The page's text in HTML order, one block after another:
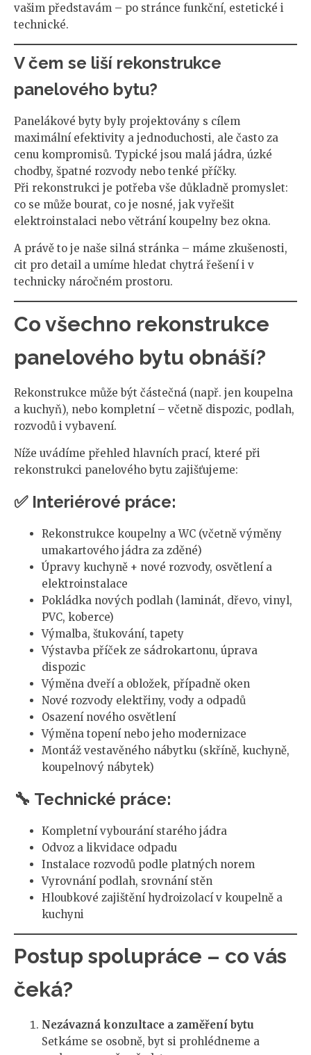
vašim představám – po stránce funkční, estetické i
technické.
V čem se liší rekonstrukce
panelového bytu?
Panelákové byty byly projektovány s cílem
maximální efektivity a jednoduchosti, ale často za
cenu kompromisů. Typické jsou malá jádra, úzké
chodby, špatné rozvody nebo tenké příčky.
Při rekonstrukci je potřeba vše důkladně promyslet:
co se může bourat, co je nosné, jak vyřešit
elektroinstalaci nebo větrání koupelny bez okna.
A právě to je naše silná stránka – máme zkušenosti,
cit pro detail a umíme hledat chytrá řešení i v
technicky náročném prostoru.
Co všechno rekonstrukce
panelového bytu obnáší?
Rekonstrukce může být částečná (např. jen koupelna
a kuchyň), nebo kompletní – včetně dispozic, podlah,
rozvodů i vybavení.
Níže uvádíme přehled hlavních prací, které při
rekonstrukci panelového bytu zajišťujeme:
✅ Interiérové práce:
Rekonstrukce koupelny a WC (včetně výměny
umakartového jádra za zděné)
Úpravy kuchyně + nové rozvody, osvětlení a
elektroinstalace
Pokládka nových podlah (laminát, dřevo, vinyl,
PVC, koberce)
Výmalba, štukování, tapety
Výstavba příček ze sádrokartonu, úprava
dispozic
Výměna dveří a obložek, případně oken
Nové rozvody elektřiny, vody a odpadů
Osazení nového osvětlení
Výměna topení nebo jeho modernizace
Montáž vestavěného nábytku (skříně, kuchyně,
koupelnový nábytek)
🔧 Technické práce:
Kompletní vybourání starého jádra
Odvoz a likvidace odpadu
Instalace rozvodů podle platných norem
Vyrovnání podlah, srovnání stěn
Hloubkové zajištění hydroizolací v koupelně a
kuchyni
Postup spolupráce – co vás
čeká?
Nezávazná konzultace a zaměření bytu
Setkáme se osobně, byt si prohlédneme a